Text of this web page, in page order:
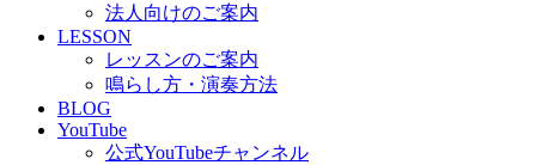
法人向けのご案内
LESSON
レッスンのご案内
鳴らし方・演奏方法
BLOG
YouTube
公式YouTubeチャンネル